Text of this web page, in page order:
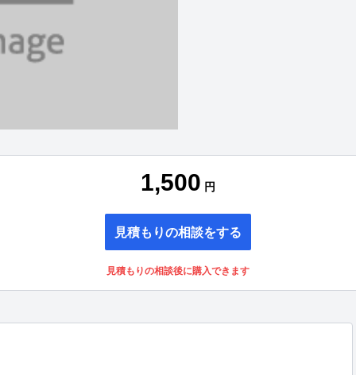
1,500 円
見積もりの相談をする
見積もりの相談後に購入できます